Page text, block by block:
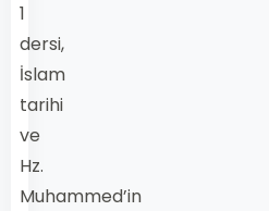
1
dersi,
İslam
tarihi
ve
Hz.
Muhammed’in